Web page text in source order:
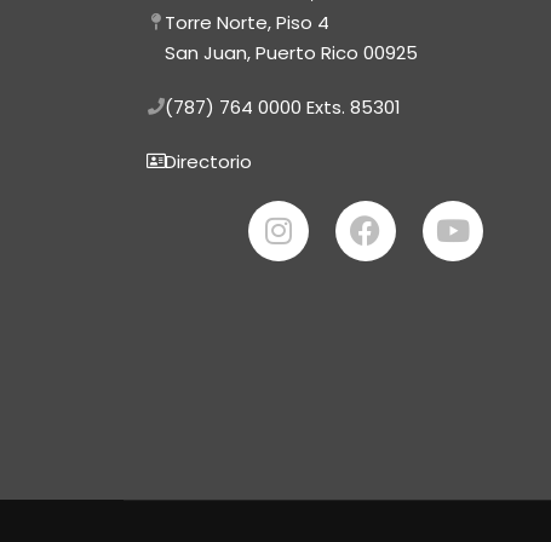
Torre Norte, Piso 4
San Juan, Puerto Rico 00925
(787) 764 0000 Exts. 85301
Directorio